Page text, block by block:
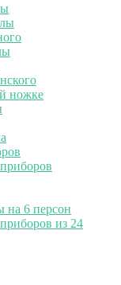
ножке
на 6 персон
из 24